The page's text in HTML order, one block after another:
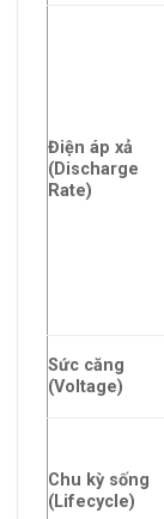
Điện áp xả
(Discharge
Rate)
Sức căng
(Voltage)
Chu kỳ sống
(Lifecycle)